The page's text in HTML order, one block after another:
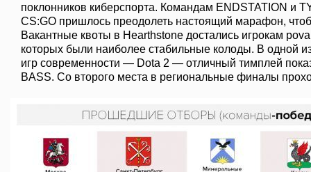
поклонников киберспорта. Командам ENDSTATION и
CS:GO пришлось преодолеть настоящий марафон,
Вакантные квоты в Hearthstone достались игрокам
которых были наиболее стабильные колоды. В одной
игр современности — Dota 2 — отличный тимплей
BASS. Со второго места в региональные финалы